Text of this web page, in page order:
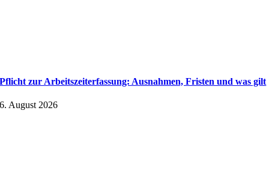
Pflicht zur Arbeitszeiterfassung: Ausnahmen, Fristen und was gilt
6. August 2026